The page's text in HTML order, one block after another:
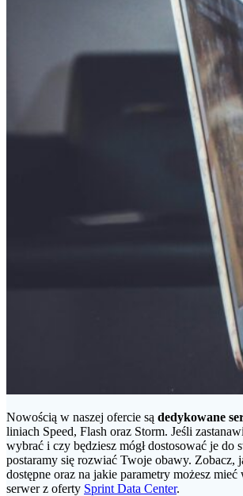
Nowością w naszej ofercie są dedykowane
liniach Speed, Flash oraz Storm. Jeśli
wybrać i czy będziesz mógł dostosować je do
postaramy się rozwiać Twoje obawy. Zobacz,
dostępne oraz na jakie parametry możesz
serwer z oferty Sprint Data Center.